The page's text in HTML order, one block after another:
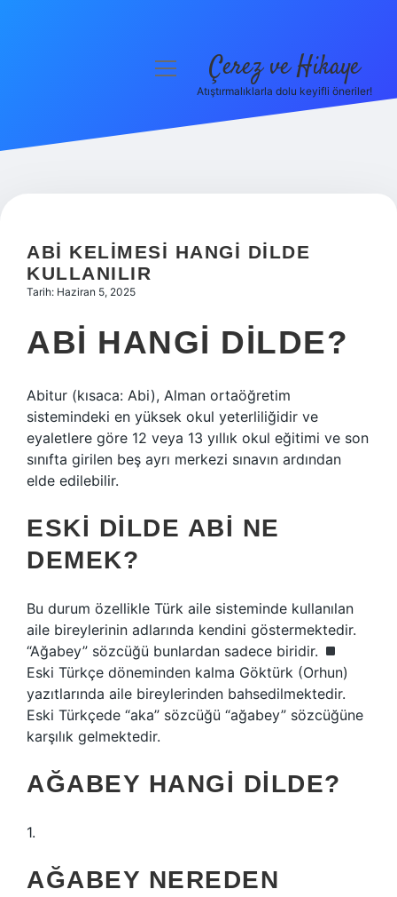
Hakkımızda
menüyü Çerez ve Hikaye
Atıştırmalıklarla dolu keyifli öneriler!
ABI KELIMESI HANGI DILDE
KULLANILIR
Tarih: Haziran 5, 2025
ABI HANGI DILDE?
Abitur (kısaca: Abi), Alman ortaöğretim
sistemindeki en yüksek okul yeterliliğidir ve
eyaletlere göre 12 veya 13 yıllık okul eğitimi ve son
sınıfta girilen beş ayrı merkezi sınavın ardından
elde edilebilir.
ESKI DILDE ABI NE
DEMEK?
Bu durum özellikle Türk aile sisteminde kullanılan
aile bireylerinin adlarında kendini göstermektedir.
“Ağabey” sözcüğü bunlardan sadece biridir.
Eski Türkçe döneminden kalma Göktürk (Orhun)
yazıtlarında aile bireylerinden bahsedilmektedir.
Eski Türkçede “aka” sözcüğü “ağabey” sözcüğüne
karşılık gelmektedir.
AĞABEY HANGI DILDE?
1.
AĞABEY NEREDEN